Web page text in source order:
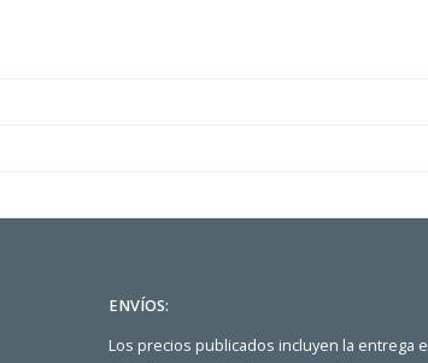
ENVÍOS:
Los precios publicados incluyen la entrega